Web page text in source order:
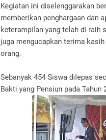
Kegiatan ini diselenggarakan
memberikan penghargaan dan
keterampilan yang telah di raih
juga mengucapkan terima
orang.
Sebanyak 454 Siswa dilepas
Bakti yang Pensiun pada Tahun